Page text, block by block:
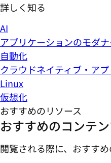
詳しく知る
AI
アプリケーションのモダ
自動化
クラウドネイティブ・ア
Linux
仮想化
おすすめのリソース
おすすめのコンテ
閲覧される際に、おすすめ